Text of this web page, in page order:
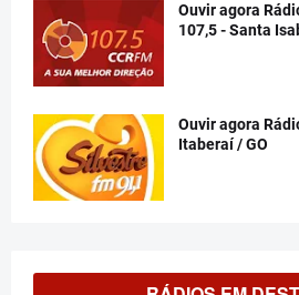
Ouvir agora
107,5 - Santa
Ouvir agora
Itaberaí / GO